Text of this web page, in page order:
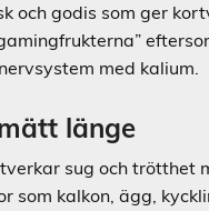
och godis som ger
med kalium.
länge
sug och
som kalkon, ägg,